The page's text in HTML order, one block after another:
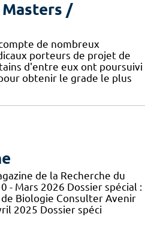
Masters /
de nombreux
porteurs de projet de
d'entre eux ont poursuivi
obtenir le grade le plus
de la Recherche du
- Mars 2026 Dossier spécial :
Biologie Consulter Avenir
2025 Dossier spéci